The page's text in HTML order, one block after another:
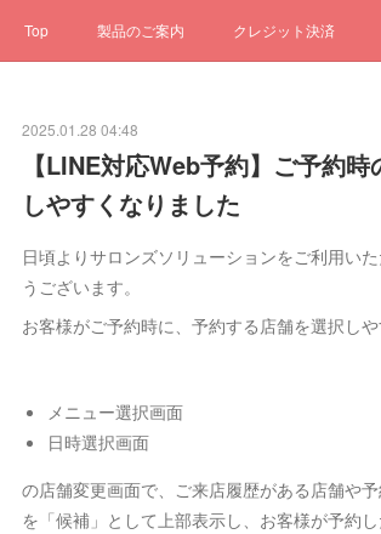
Top 製品のご案内 クレジット決済
クローゼット
2025.01.28 04:48
【LINE対応Web予約】ご予約
しやすくなりました
日頃よりサロンズソリューションをご利用い
うございます。
お客様がご予約時に、予約する店舗を選択しや
メニュー選択画面
日時選択画面
の店舗変更画面で、ご来店履歴がある店舗や
を「候補」として上部表示し、お客様が予約